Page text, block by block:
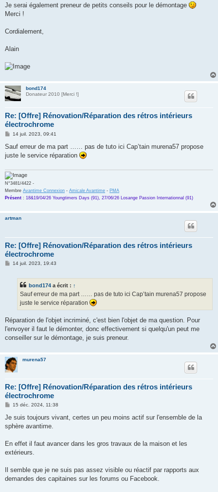
Je serai également preneur de petits conseils pour le démontage
Merci !
Cordialement,
Alain
bond174
Donateur 2010 [Merci !]
Re: [Offre] Rénovation/Réparation des rétros intérieurs
électrochrome
M
s
a
14 juil. 2023, 09:41
Sauf erreur de ma part …… pas de tuto ici Cap’tain murena57 propose
juste le service réparation
N°3481/4422 -
Membre Avantime Connexion - Amicale Avantime - PMA
Présent : 18&19/04/26 Youngtimers Days (91), 27/06/26 Losange Passion Internationnal (91)
artman
Re: [Offre] Rénovation/Réparation des rétros intérieurs
électrochrome
M14 juil. 2023, 19:43
bond174 a écrit : ↑
Sauf erreur de ma part …… pas de tuto ici Cap’tain murena57 propose
juste le service réparation
Réparation de l'objet incriminé, c'est bien l'objet de ma question. Pour
l'envoyer il faut le démonter, donc effectivement si quelqu'un peut me
conseiller sur le démontage, je suis preneur.
murena57
Re: [Offre] Rénovation/Réparation des rétros intérieurs
électrochrome
M
s
a
15 déc. 2024, 11:38
Je suis toujours vivant, certes un peu moins actif sur l'ensemble de la
sphère avantime.
En effet il faut avancer dans les gros travaux de la maison et les
extérieurs.
Il semble que je ne suis pas assez visible ou réactif par rapports aux
demandes des capitaines sur les forums ou Facebook.